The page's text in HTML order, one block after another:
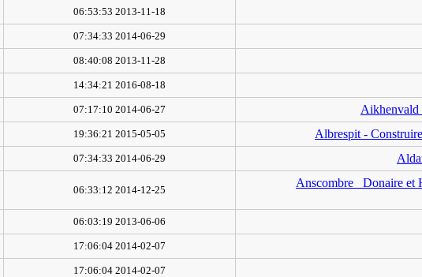
2013-11-18 06:53:53
2014-06-29 07:34:33
2013-11-28 08:40:08
2016-08-18 14:34:21
Aikhenvald
2014-06-27 07:17:10
Albrespit -
2015-05-05 19:36:21
2014-06-29 07:34:33
Anscombre_ Donaire et
2014-12-25 06:33:12
2013-06-06 06:03:19
2014-02-07 17:06:04
2014-02-07 17:06:04